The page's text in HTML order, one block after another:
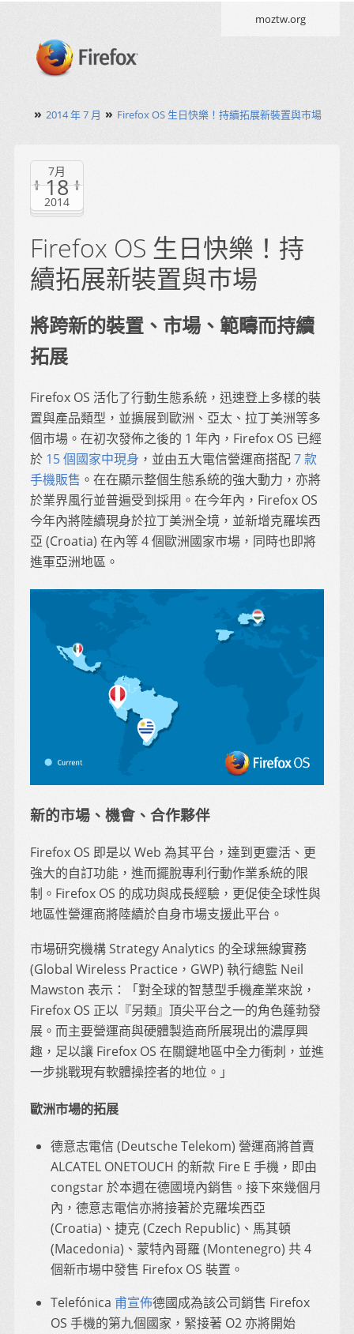
moztw.org
» 2014 年 7 月 » Firefox OS 生日快樂！持續拓展新裝置與巿場
7月
18
2014
Firefox OS 生日快樂！持
續拓展新裝置與巿場
將跨新的裝置、市場、範疇而持續
拓展
Firefox OS 活化了行動生態系統，迅速登上多樣的裝
置與產品類型，並擴展到歐洲、亞太、拉丁美洲等多
個市場。在初次發佈之後的 1 年內，Firefox OS 已經
於 15 個國家中現身 ，並由五大電信營運商搭配7 款
手機販售 。在在顯示整個生態系統的強大動力，亦將
於業界風行並普遍受到採用。在今年內，Firefox OS
今年內將陸續現身於拉丁美洲全境，並新增克羅埃西
亞 (Croatia) 在內等 4 個歐洲國家巿場，同時也即將
進軍亞洲地區。
新的市場、機會、合作夥伴
Firefox OS 即是以 Web 為其平台，達到更靈活、更
強大的自訂功能，進而擺脫專利行動作業系統的限
制。Firefox OS 的成功與成長經驗，更促使全球性與
地區性營運商將陸續於自身市場支援此平台。
市場研究機構 Strategy Analytics 的全球無線實務
(Global Wireless Practice，GWP) 執行總監 Neil
Mawston 表示：「對全球的智慧型手機產業來說，
Firefox OS 正以『另類』頂尖平台之一的角色蓬勃發
展。而主要營運商與硬體製造商所展現出的濃厚興
趣，足以讓 Firefox OS 在關鍵地區中全力衝刺，並進
一步挑戰現有軟體操控者的地位。」
歐洲市場的拓展
德意志電信 (Deutsche Telekom) 營運商將首賣
ALCATEL ONETOUCH 的新款 Fire E 手機，即由
congstar 於本週在德國境內銷售。接下來幾個月
內，德意志電信亦將接著於克羅埃西亞
(Croatia)、捷克 (Czech Republic)、馬其頓
(Macedonia)、蒙特內哥羅 (Montenegro) 共 4
個新市場中發售 Firefox OS 裝置。
Telefónica 甫宣佈德國成為該公司銷售 Firefox
OS 手機的第九個國家，緊接著 O2 亦將開始